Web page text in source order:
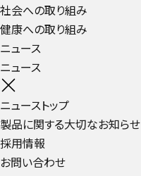
社会への取り組み
健康への取り組み
ニュース
ニュース
ニューストップ
製品に関する大切なお知らせ
採用情報
お問い合わせ